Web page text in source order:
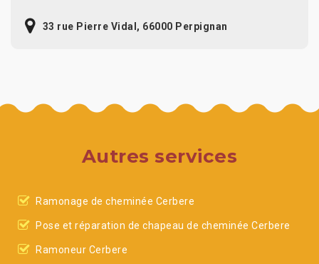
33 rue Pierre Vidal, 66000 Perpignan
Autres services
Ramonage de cheminée Cerbere
Pose et réparation de chapeau de cheminée Cerbere
Ramoneur Cerbere